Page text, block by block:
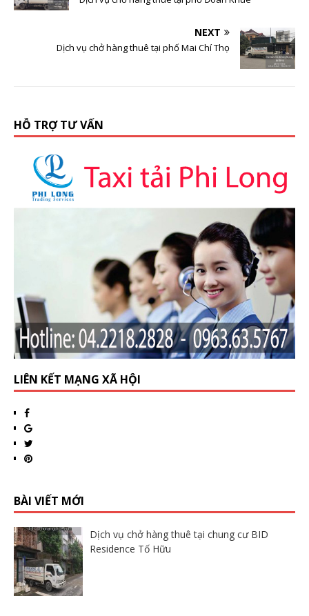
NEXT
Dịch vụ chở hàng thuê tại phố Mai Chí Thọ
HỖ TRỢ TƯ VẤN
LIÊN KẾT MẠNG XÃ HỘI
BÀI VIẾT MỚI
Dịch vụ chở hàng thuê tại chung cư BID
Residence Tố Hữu